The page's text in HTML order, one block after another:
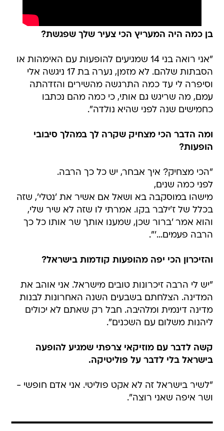
בן כמה היה המעריץ הכי צעיר שלך שפגשת?
"אני רואה בני 14 שמגיעים להופעות עם האימהות או
הסבתות שלהם. לא מזמן, נערה בת 17 ניגשה אלי
וסיפרה לי עד כמה התרגשה מהשירים והזדהתה
עמם, מה שריגש גם אותי, כי כמה מהם נכתבו
כחמישים שנה לפני שהיא נולדה".
ומה הדבר הכי מצחיק שקרה לך במהלך סיבובי
הופעות?
"הכי מצחיק? איך אבחר, יש כל כך הרבה.
לפני כמה שנים,
מישהו במוסקבה בא ושאל אם אשיר את 'נטלי', שזה
בכלל של ז'ילבר בקו. אמרתי לו שזה לא שיר שלי,
והוא אמר 'ברור שכן, שמענו אותך שר אותו כל כך
הרבה פעמים...'".
והזיכרון הכי יפה מהופעות קודמות בישראל?
"יש לי הרבה זיכרונות טובים מישראל. אני אוהב את
המדינה. הצלחתם בשבעים השנה האחרונות לבנות
מדינה דינמית ומלהיבה. חבל רק שאתם לא יכולים
ליהנות משלום עם השכנים".
קשה לדבר עם מוזיקאי צרפתי שמגיע להופעה
בישראל בלי לדבר על פוליטיקה.
"לשיר בישראל זה לא אקט פוליטי. אני אדם חופשי -
ושר איפה שאני רוצה".